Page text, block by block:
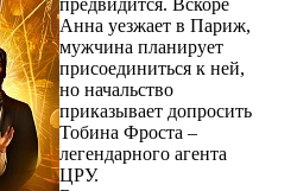
Анна уезжает в Париж,
мужчина планирует
присоединиться к ней,
но начальство
приказывает допросить
Тобина Фроста –
легендарного агента
ЦРУ.